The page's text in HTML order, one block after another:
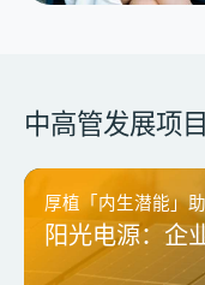
中高管发展项
厚植「内生潜能」
阳光电源：企
精准高效搭建后备
大型国有能源
养案例